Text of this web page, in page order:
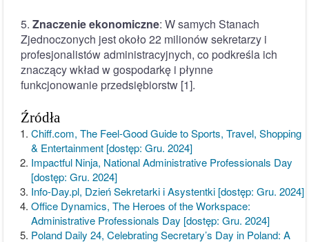
5. Znaczenie ekonomiczne: W samych Stanach
Zjednoczonych jest około 22 milionów sekretarzy i
profesjonalistów administracyjnych, co podkreśla ich
znaczący wkład w gospodarkę i płynne
funkcjonowanie przedsiębiorstw [1].
Źródła
Chiff.com, The Feel-Good Guide to Sports, Travel, Shopping
& Entertainment [dostęp: Gru. 2024]
Impactful Ninja, National Administrative Professionals Day
[dostęp: Gru. 2024]
Info-Day.pl, Dzień Sekretarki i Asystentki [dostęp: Gru. 2024]
Office Dynamics, The Heroes of the Workspace:
Administrative Professionals Day [dostęp: Gru. 2024]
Poland Daily 24, Celebrating Secretary’s Day in Poland: A